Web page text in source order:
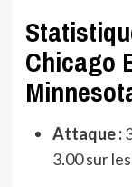
Chicago
Attaque :
3.00 sur